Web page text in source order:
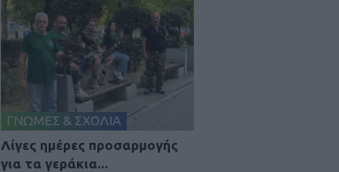
ΓΝΩΜΕΣ & ΣΧΟΛΙΑ
Λίγες ημέρες προσαρμογής
για τα γεράκια...